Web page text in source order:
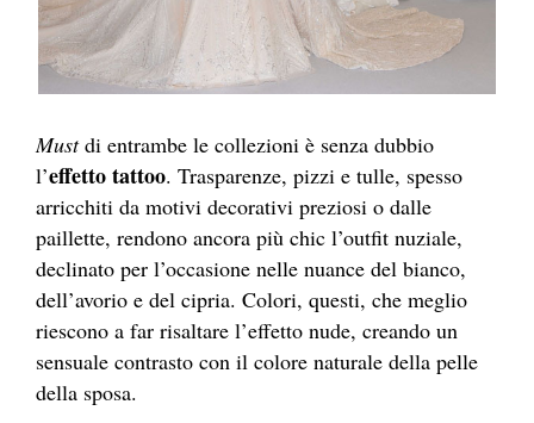
Mustdi entrambe le collezioni è senza dubbio
l’effetto tattoo. Trasparenze, pizzi e tulle, spesso
arricchiti da motivi decorativi preziosi o dalle
paillette, rendono ancora più chic l’outfit nuziale,
declinato per l’occasione nelle nuance del bianco,
dell’avorio e del cipria. Colori, questi, che meglio
riescono a far risaltare l’effetto nude, creando un
sensuale contrasto con il colore naturale della pelle
della sposa.